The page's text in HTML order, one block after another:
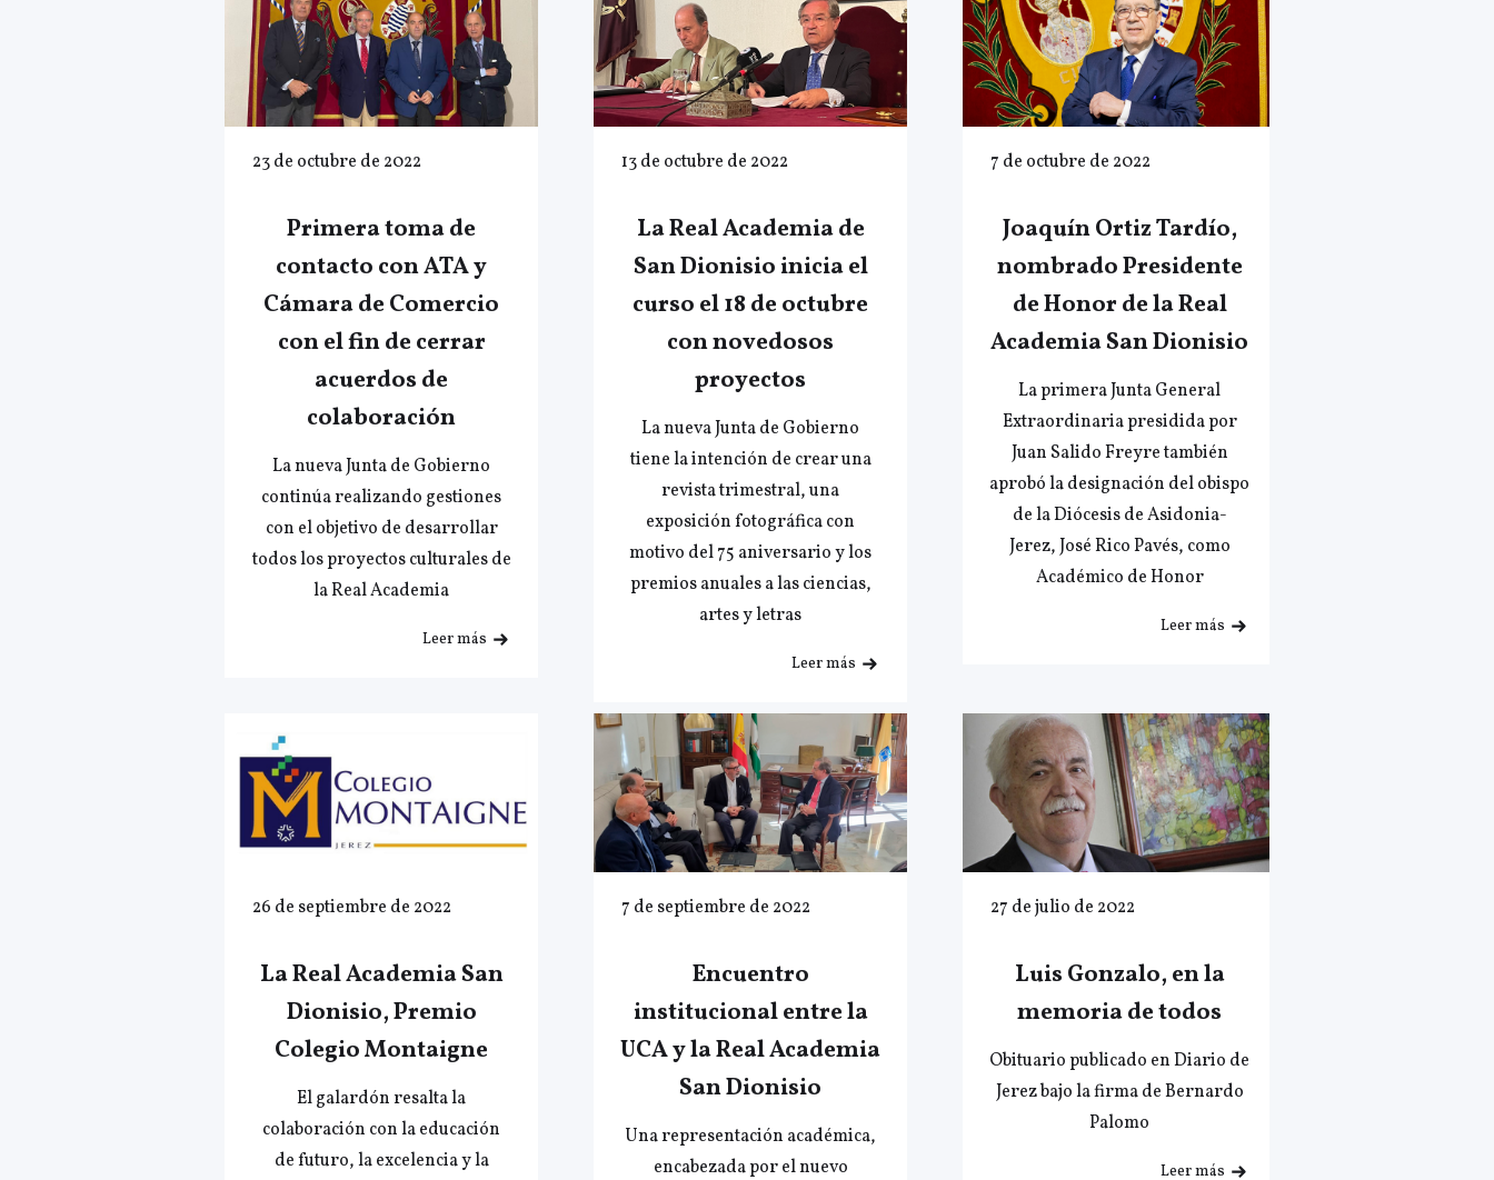
23 de octubre de 2022
Primera toma de
contacto con ATA y
Cámara de Comercio
con el fin de cerrar
acuerdos de
colaboración
La nueva Junta de Gobierno
continúa realizando gestiones
con el objetivo de desarrollar
todos los proyectos culturales de
la Real Academia
Leer más
13 de octubre de 2022
La Real Academia de
San Dionisio inicia el
curso el 18 de octubre
con novedosos
proyectos
La nueva Junta de Gobierno
tiene la intención de crear una
revista trimestral, una
exposición fotográfica con
motivo del 75 aniversario y los
premios anuales a las ciencias,
artes y letras
Leer más
7 de octubre de 2022
Joaquín Ortiz Tardío,
nombrado Presidente
de Honor de la Real
Academia San Dionisio
La primera Junta General
Extraordinaria presidida por
Juan Salido Freyre también
aprobó la designación del obispo
de la Diócesis de Asidonia-
Jerez, José Rico Pavés, como
Académico de Honor
Leer más
26 de septiembre de 2022
La Real Academia San
Dionisio, Premio
Colegio Montaigne
El galardón resalta la
colaboración con la educación
de futuro, la excelencia y la
7 de septiembre de 2022
Encuentro
institucional entre la
UCA y la Real Academia
San Dionisio
Una representación académica,
encabezada por el nuevo
27 de julio de 2022
Luis Gonzalo, en la
memoria de todos
Obituario publicado en Diario de
Jerez bajo la firma de Bernardo
Palomo
Leer más